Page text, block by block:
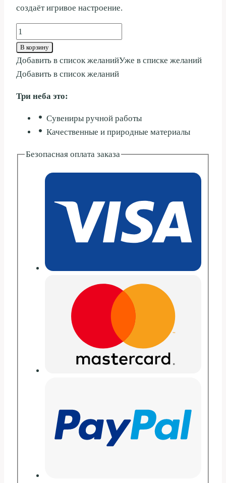
создаёт игривое настроение.
Количество
товара
АСМАТ
НА
ПОДВЕСНОЙ
В корзину
Добавить в список желанийУже в списке желаний
Добавить в список желаний
Три неба это:
Сувениры ручной работы
Качественные и природные материалы
Безопасная оплата заказа